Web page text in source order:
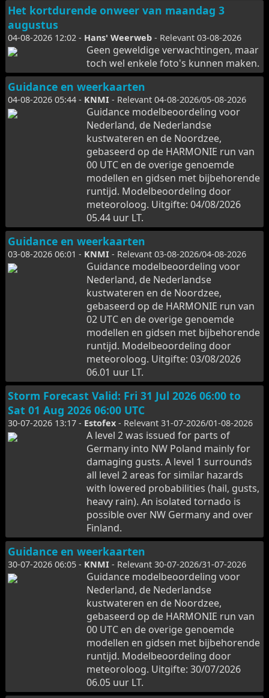
Het kortdurende onweer van maandag 3
augustus
04-08-2026 12:02 - Hans' Weerweb- Relevant 03-08-2026
Geen geweldige verwachtingen, maar
toch wel enkele foto's kunnen maken.
Guidance en weerkaarten
04-08-2026 05:44 - KNMI - Relevant 04-08-2026/05-08-2026
Guidance modelbeoordeling voor
Nederland, de Nederlandse
kustwateren en de Noordzee,
gebaseerd op de HARMONIE run van
00 UTC en de overige genoemde
modellen en gidsen met bijbehorende
runtijd. Modelbeoordeling door
meteoroloog. Uitgifte: 04/08/2026
05.44 uur LT.
Guidance en weerkaarten
03-08-2026 06:01 - KNMI - Relevant 03-08-2026/04-08-2026
Guidance modelbeoordeling voor
Nederland, de Nederlandse
kustwateren en de Noordzee,
gebaseerd op de HARMONIE run van
02 UTC en de overige genoemde
modellen en gidsen met bijbehorende
runtijd. Modelbeoordeling door
meteoroloog. Uitgifte: 03/08/2026
06.01 uur LT.
Storm Forecast Valid: Fri 31 Jul 2026 06:00 to
Sat 01 Aug 2026 06:00 UTC
30-07-2026 13:17 - Estofex- Relevant 31-07-2026/01-08-2026
A level 2 was issued for parts of
Germany into NW Poland mainly for
damaging gusts. A level 1 surrounds
all level 2 areas for similar hazards
with lowered probabilities (hail, gusts,
heavy rain). An isolated tornado is
possible over NW Germany and over
Finland.
Guidance en weerkaarten
30-07-2026 06:05 - KNMI - Relevant 30-07-2026/31-07-2026
Guidance modelbeoordeling voor
Nederland, de Nederlandse
kustwateren en de Noordzee,
gebaseerd op de HARMONIE run van
00 UTC en de overige genoemde
modellen en gidsen met bijbehorende
runtijd. Modelbeoordeling door
meteoroloog. Uitgifte: 30/07/2026
06.05 uur LT.